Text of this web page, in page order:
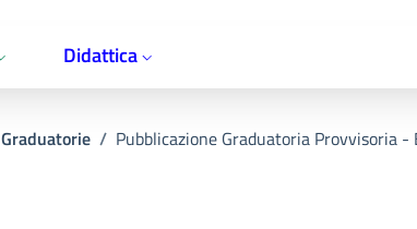
Didattica
Graduatorie / Pubblicazione Graduatoria Provvisoria -